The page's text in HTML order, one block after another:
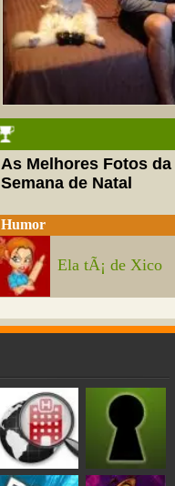
As Melhores Fotos da
Semana de Natal
Humor
Ela tÃ¡ de Xico